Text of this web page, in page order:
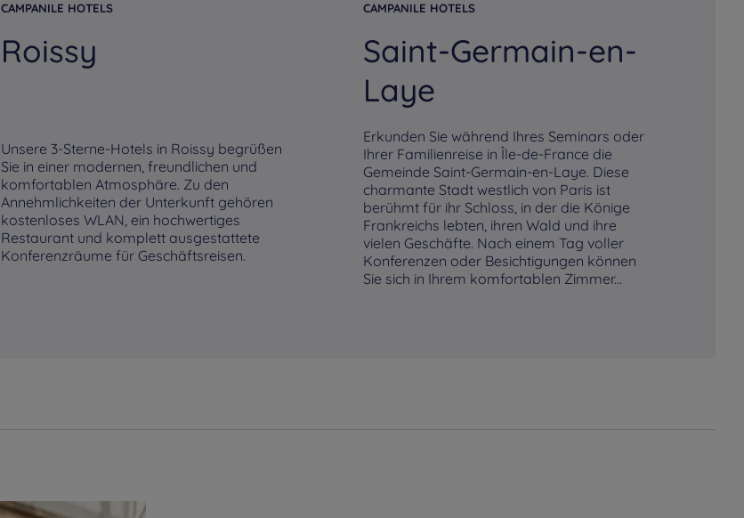
CAMPANILE HOTELS
Roissy
Unsere 3-Sterne-Hotels in Roissy begrüßen
Sie in einer modernen, freundlichen und
komfortablen Atmosphäre. Zu den
Annehmlichkeiten der Unterkunft gehören
kostenloses WLAN, ein hochwertiges
Restaurant und komplett ausgestattete
Konferenzräume für Geschäftsreisen.
CAMPANILE HOTELS
Saint-Germain-en-
Laye
Erkunden Sie während Ihres Seminars oder
Ihrer Familienreise in Île-de-France die
Gemeinde Saint-Germain-en-Laye. Diese
charmante Stadt westlich von Paris ist
berühmt für ihr Schloss, in der die Könige
Frankreichs lebten, ihren Wald und ihre
vielen Geschäfte. Nach einem Tag voller
Konferenzen oder Besichtigungen können
Sie sich in Ihrem komfortablen Zimmer...